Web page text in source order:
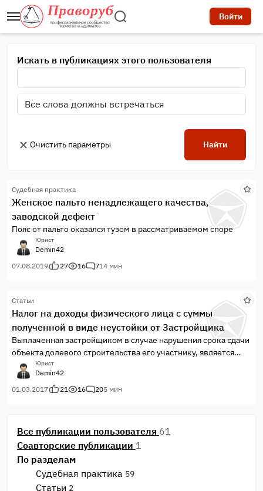
Войти
Искать в публикациях этого пользователя
Очистить параметры Найти
Судебная практика
Женское пальто ненадлежащего качества,
заводской дефект
Пояс от пальто оказался тузом в рассматриваемом споре
Юрист
Demin42
07.08.2019
27 16 714 мин
Статьи
Налог на доходы физического лица с суммы
полученной в виде неустойки от Застройщика
Выплаченная застройщиком в случае нарушения срока сдачи
объекта долевого строительства его участнику, является
доходом физического лица, облагаемым НДФЛ на общих
основаниях.
Юрист
Demin42
01.03.2017
21 16 205 мин
Все публикации пользователя 61
Соавторские публикации 1
По разделам
Судебная практика 59
Статьи 2